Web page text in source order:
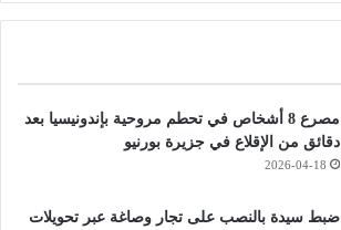
مصرع 8 أشخاص في تحطم مروحية بإندونيسيا بعد
دقائق من الإقلاع في جزيرة بورنيو
2026-04-18
ضبط سيدة بالنصب على تجار وصاغة عبر تحويلات